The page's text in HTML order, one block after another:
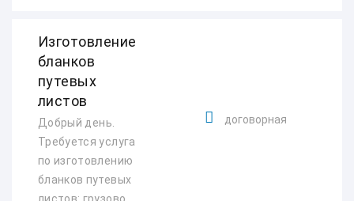
Изготовление
бланков
путевых
листов
Добрый день.
Требуется услуга
по изготовлению
бланков путевых
договорная